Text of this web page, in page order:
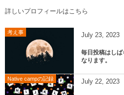
詳しいプロフィールはこちら
考え事 July 23, 2023
毎日投稿はし
なります。
Native campの記録 July 22, 2023